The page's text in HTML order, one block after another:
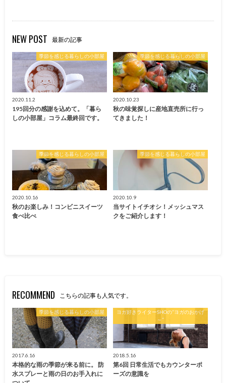
NEW POST 最新の記事
季節を感じる暮らしの小部屋
2020.11.2
195回分の感謝を込めて。「暮ら
しの小部屋」コラム最終回です。
季節を感じる暮らしの小部屋
2020.10.23
秋の味覚探しに産地直売所に行っ
てきました！
季節を感じる暮らしの小部屋
2020.10.16
秋のお楽しみ！コンビニスイーツ
食べ比べ
季節を感じる暮らしの小部屋
2020.10.9
当サイトイチオシ！メッシュマス
クをご紹介します！
RECOMMEND こちらの記事も人気です。
季節を感じる暮らしの小部屋
2017.6.16
本格的な雨の季節が来る前に。 防
水スプレーと雨の日のお手入れに
ヨガ好きライターSHOの”ヨガのおかげ
～”
2018.5.16
第6回 日常生活でもカウンターポ
ーズの意識を